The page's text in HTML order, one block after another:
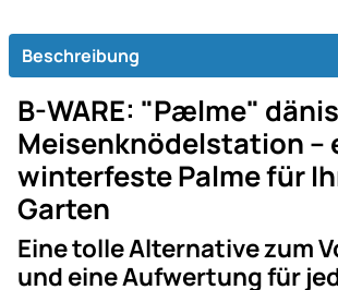
Beschreibung
B-WARE: "Pælme"
Meisenknödelstation –
winterfeste Palme für
Garten
Eine tolle Alternative zum
und eine Aufwertung für